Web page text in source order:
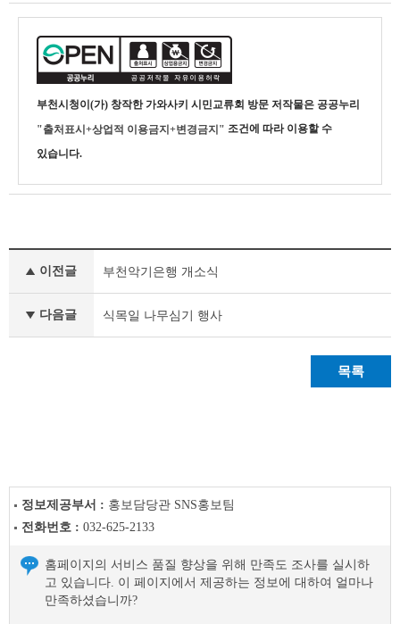
부천시청이(가) 창작한가와사키 시민교류회 방문 저작물은 공공누리
"출처표시+상업적 이용금지+변경금지" 조건에 따라 이용할 수
있습니다.
갤
이전글 부천악기은행 개소식
다음글 식목일 나무심기 행사
목록
정보제공부서 : 홍보담당관 SNS홍보팀
전화번호 : 032-625-2133
홈페이지의 서비스 품질 향상을 위해 만족도 조사를 실시하
고 있습니다. 이 페이지에서 제공하는 정보에 대하여 얼마나
만족하셨습니까?